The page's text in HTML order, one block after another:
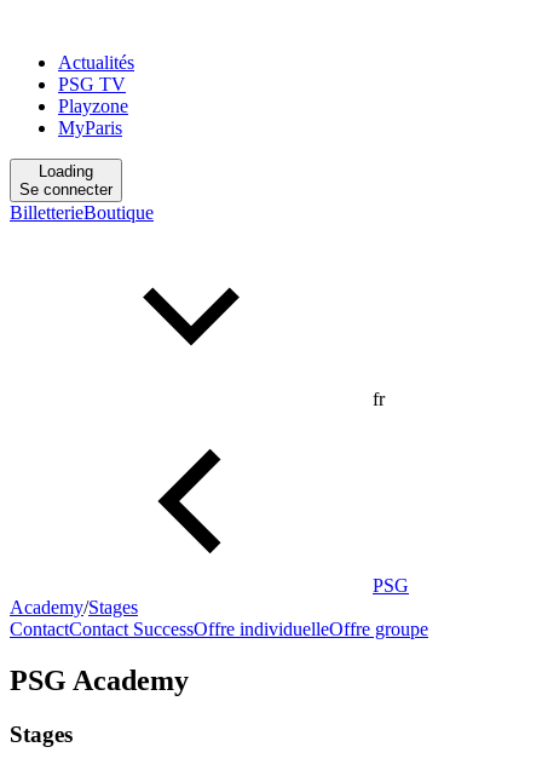
Actualités
PSG TV
Playzone
MyParis
Loading
Se connecter
BilletterieBoutique
fr
PSG
Academy/Stages
ContactContact SuccessOffre individuelleOffre groupe
PSG Academy
Stages